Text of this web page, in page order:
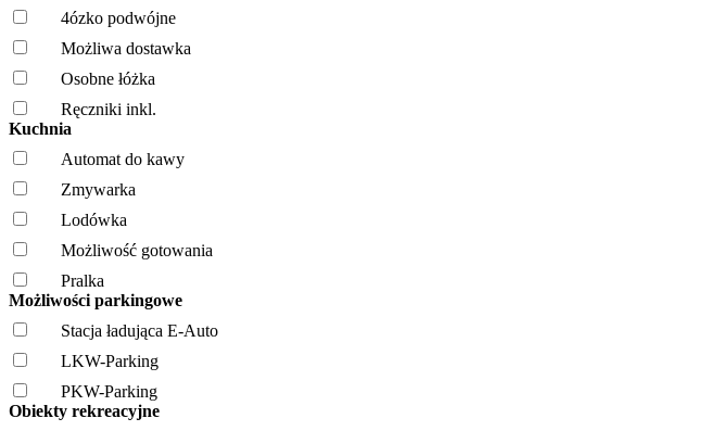
4ózko podwójne
Możliwa dostawka
Osobne łóżka
Ręczniki inkl.
Kuchnia
Automat do kawy
Zmywarka
Lodówka
Możliwość gotowania
Pralka
Możliwości parkingowe
Stacja ładująca E-Auto
LKW-Parking
PKW-Parking
Obiekty rekreacyjne